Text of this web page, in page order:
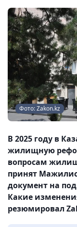
Фото: Zakon.kz
В 2025 году в
жилищную
вопросам
принят
документ на
Какие
резюмировал